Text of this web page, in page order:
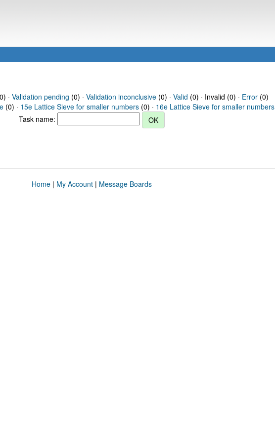
· Validation pending (0) · Validation inconclusive(0) · Valid (0) · Invalid (0) · Error(0)
(0) · 15e Lattice Sieve for smaller numbers (0) · 16e Lattice Sieve for smaller numbers
Task name:
Home| My Account| Message Boards